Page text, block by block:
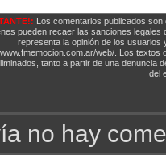
Los comentarios publicados
pueden recaer las sanciones
representa la opinión de los
web/. Los textos
tanto a partir de una denuncia
del
no hay